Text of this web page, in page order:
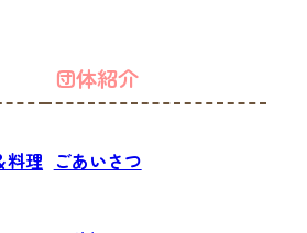
料理
団体紹介
ごあいさつ